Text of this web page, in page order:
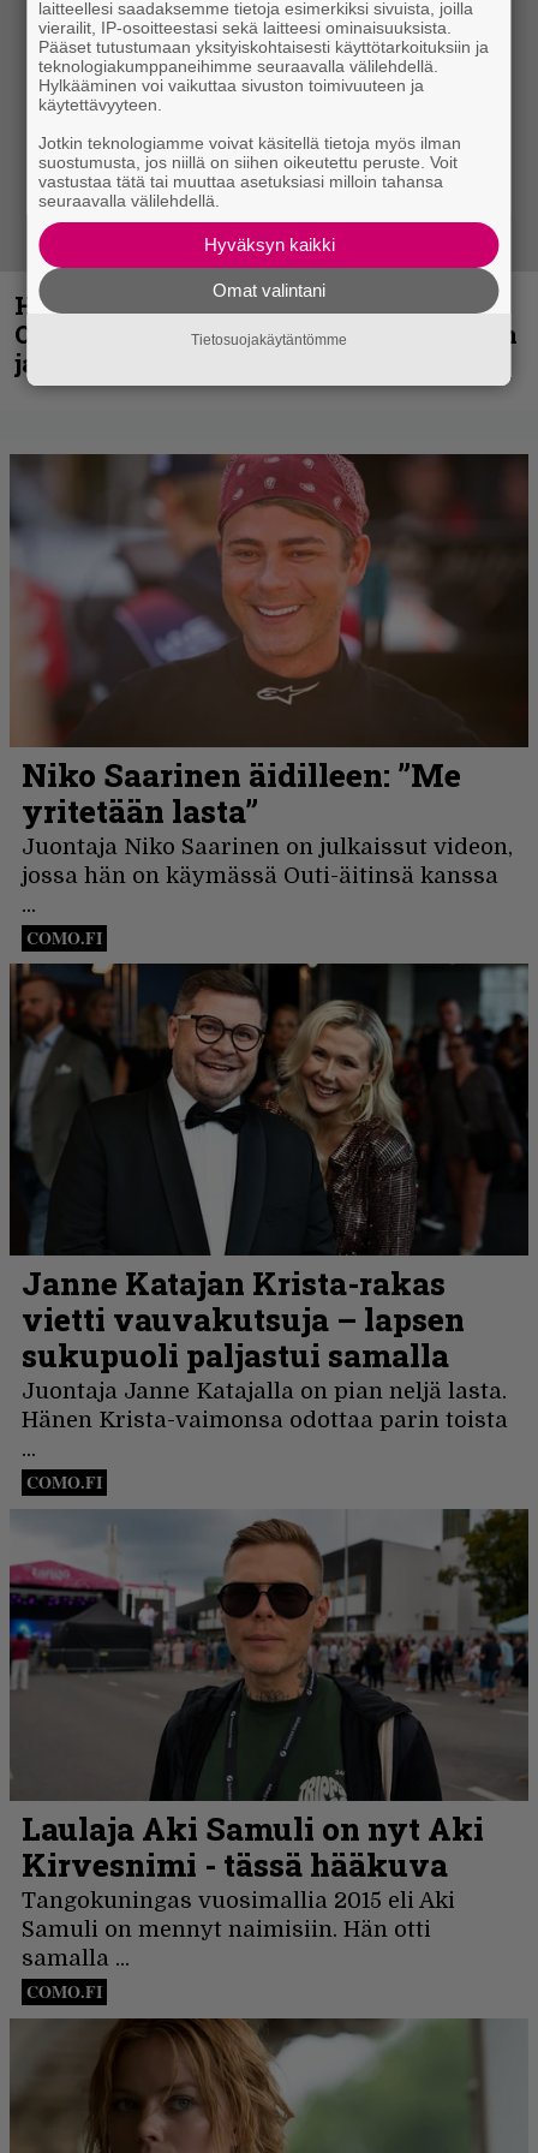
Hellsinki Metal Festival kuvina, osa 2:
Opeth, Misþyrming, Eluveitie, Triptykon
ja muita lauantain esiintyjiä
laitteellesi saadaksemme tietoja esimerkiksi sivuista, joilla
vierailit, IP-osoitteestasi sekä laitteesi ominaisuuksista.
Pääset tutustumaan yksityiskohtaisesti käyttötarkoituksiin ja
teknologiakumppaneihimme seuraavalla välilehdellä.
Hylkääminen voi vaikuttaa sivuston toimivuuteen ja
käytettävyyteen.
Jotkin teknologiamme voivat käsitellä tietoja myös ilman
suostumusta, jos niillä on siihen oikeutettu peruste. Voit
vastustaa tätä tai muuttaa asetuksiasi milloin tahansa
seuraavalla välilehdellä.
Hyväksyn kaikki
Omat valintani
Tietosuojakäytäntömme